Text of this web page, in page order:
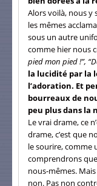
Alors voilà, nous y
les mêmes
sous un autre
comme hier nous
pied mon pied !”,
la lucidité par la
l’adoration. Et
bourreaux de
peu plus dans la
Le vrai drame, ce
drame, c’est que
le sourire, comme
comprendrons
nous-mêmes.
non. Pas non